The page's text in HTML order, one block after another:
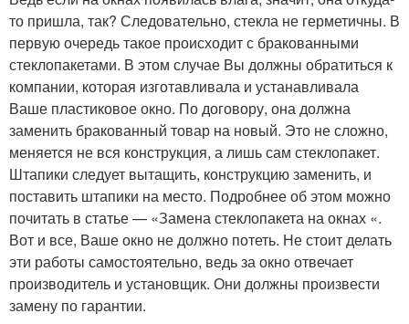
то пришла, так? Следовательно, стекла не герметичны. В
первую очередь такое происходит с бракованными
стеклопакетами. В этом случае Вы должны обратиться к
компании, которая изготавливала и устанавливала
Ваше пластиковое окно. По договору, она должна
заменить бракованный товар на новый. Это не сложно,
меняется не вся конструкция, а лишь сам стеклопакет.
Штапики следует вытащить, конструкцию заменить, и
поставить штапики на место. Подробнее об этом можно
почитать в статье — «Замена стеклопакета на окнах «.
Вот и все, Ваше окно не должно потеть. Не стоит делать
эти работы самостоятельно, ведь за окно отвечает
производитель и установщик. Они должны произвести
замену по гарантии.